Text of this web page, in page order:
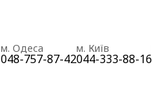
м. Одеса
048-757-87-42
м. Київ
044-333-88-16